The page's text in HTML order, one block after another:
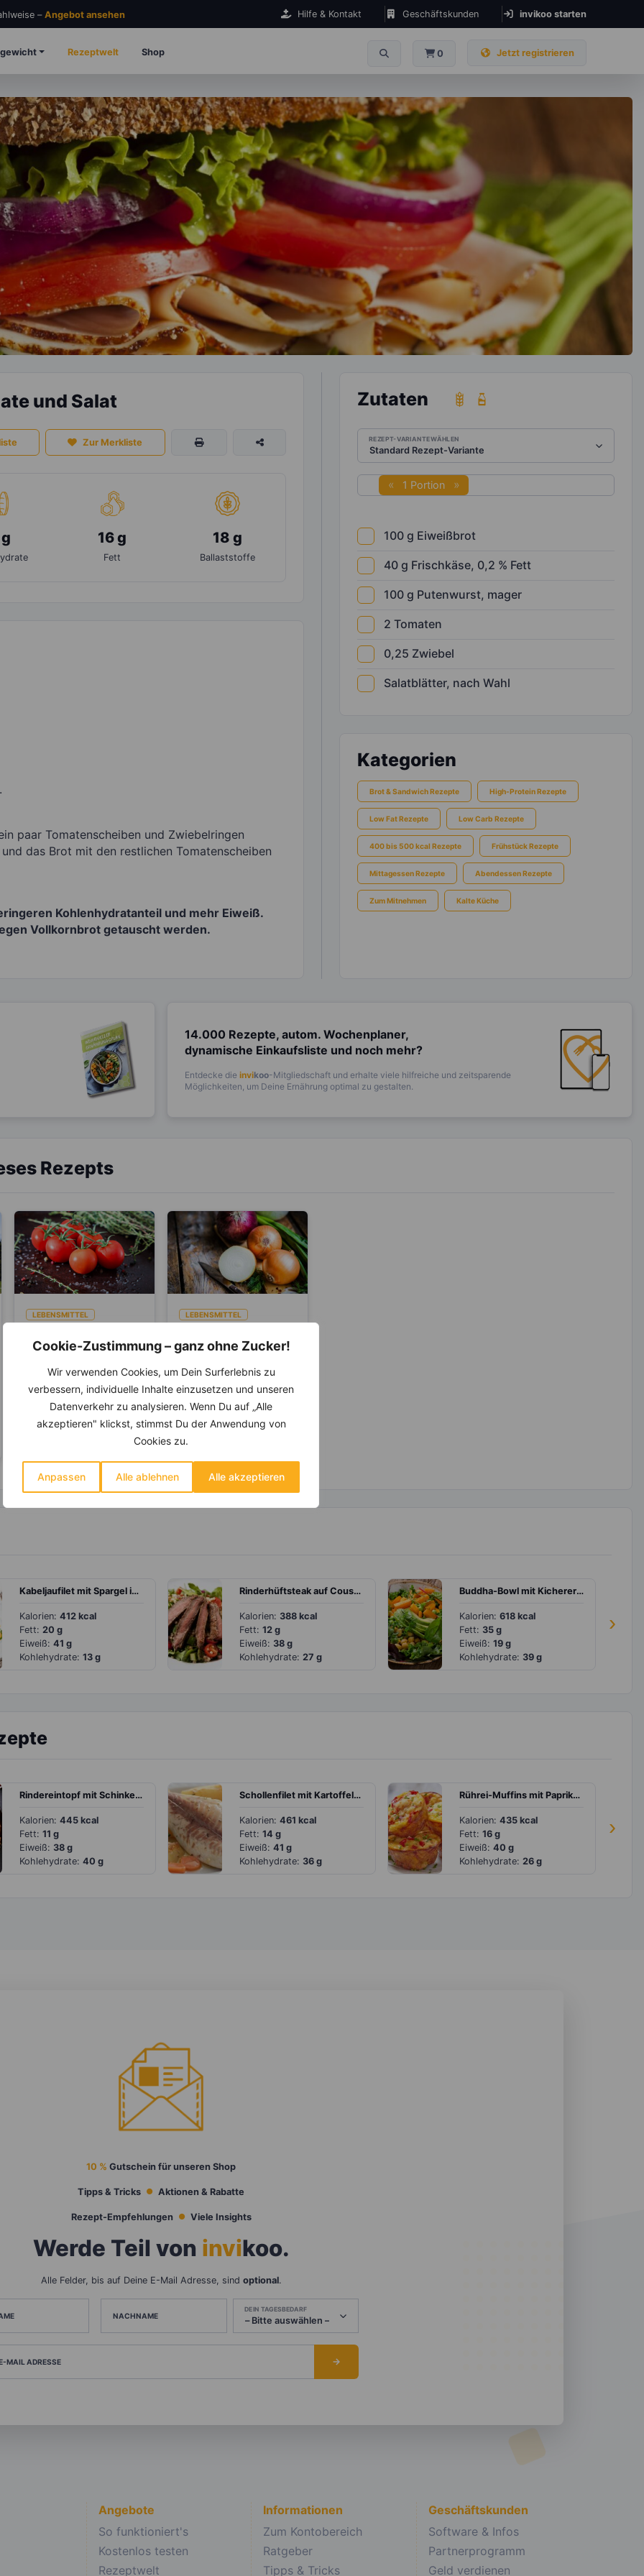
Cookie-Zustimmung – ganz ohne Zucker!
Wir verwenden Cookies, um Dein Surferlebnis zu
verbessern, individuelle Inhalte einzusetzen und unseren
Datenverkehr zu analysieren. Wenn Du auf „Alle
akzeptieren" klickst, stimmst Du der Anwendung von
Cookies zu.
Anpassen Alle ablehnen Alle akzeptieren
– Angebot ansehen Hilfe & Kontakt Geschäftskunden invikoo starten
Rezeptwelt Shop 0 Jetzt registrieren
und Salat
Zur Merkliste
16 g
Fett
18 g
Ballaststoffe
paar Tomatenscheiben und Zwiebelringen
das Brot mit den restlichen Tomatenscheiben
Kohlenhydratanteil und mehr Eiweiß.
Vollkornbrot getauscht werden.
Zutaten
REZEPT-VARIANTE WÄHLEN
1 Portion
100 g Eiweißbrot
40 g Frischkäse, 0,2 % Fett
100 g Putenwurst, mager
2 Tomaten
0,25 Zwiebel
Salatblätter, nach Wahl
Kategorien
Brot & Sandwich Rezepte High-Protein Rezepte
Low Fat Rezepte Low Carb Rezepte
400 bis 500 kcal Rezepte Frühstück Rezepte
Mittagessen Rezepte Abendessen Rezepte
Zum Mitnehmen Kalte Küche
14.000 Rezepte, autom. Wochenplaner,
dynamische Einkaufsliste und noch mehr?
Entdecke die invikoo-Mitgliedschaft und erhalte viele hilfreiche und zeitsparende
Möglichkeiten, um Deine Ernährung optimal zu gestalten.
Rezepts
LEBENSMITTEL
Tomaten- Mehr des
Anti-Aging-Stoffs
Lycopin durchs
Einkochen?
Tomaten belegen den 1.
Platz unter den Top 10 der
Gemüsesorten in
Deutschland. Rund 24...
LEBENSMITTEL
Natürliches
Antibiotikum und
„Wunder“-Heilmittel
Die Zwiebel ist eine
Pflanzenart und gehört zu
der Gattung Lauch. Schon
seit mehr als...
›
Kabeljaufilet mit Spargel in Tomaten-Sahne-Sauce
Kalorien: 412 kcal
Fett: 20 g
Eiweiß: 41 g
Kohlehydrate: 13 g
Rinderhüftsteak auf Couscoussalat
Kalorien: 388 kcal
Fett: 12 g
Eiweiß: 38 g
Kohlehydrate: 27 g
Buddha-Bowl mit Kichererbsen, Erbsen und Kürbis
Kalorien: 618 kcal
Fett: 35 g
Eiweiß: 19 g
Kohlehydrate: 39 g
›
Rindereintopf mit Schinkenspeck, Kartoffeln und Möhren
Kalorien: 445 kcal
Fett: 11 g
Eiweiß: 38 g
Kohlehydrate: 40 g
Schollenfilet mit Kartoffeln, Brokkoli und Möhren
Kalorien: 461 kcal
Fett: 14 g
Eiweiß: 41 g
Kohlehydrate: 36 g
Rührei-Muffins mit Paprika und Schinken
Kalorien: 435 kcal
Fett: 16 g
Eiweiß: 40 g
Kohlehydrate: 26 g
10 % Gutschein für unseren Shop
Tipps & Tricks Aktionen & Rabatte
Rezept-Empfehlungen Viele Insights
Werde Teil von invikoo.
Alle Felder, bis auf Deine E-Mail Adresse, sind optional.
NACHNAME
DEIN TAGESBEDARF
MAIL ADRESSE
Angebote
So funktioniert's
Kostenlos testen
Rezeptwelt
Informationen
Zum Kontobereich
Ratgeber
Tipps & Tricks
Geschäftskunden
Software & Infos
Partnerprogramm
Geld verdienen